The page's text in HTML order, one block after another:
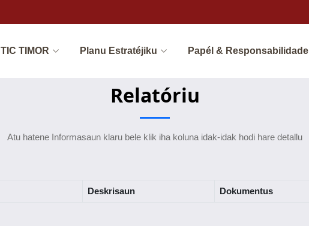
TIC TIMOR Planu Estratéjiku Papél & Responsabilidade
Relatóriu
Atu hatene Informasaun klaru bele klik iha koluna idak-idak hodi hare detallu
Deskrisaun Dokumentus